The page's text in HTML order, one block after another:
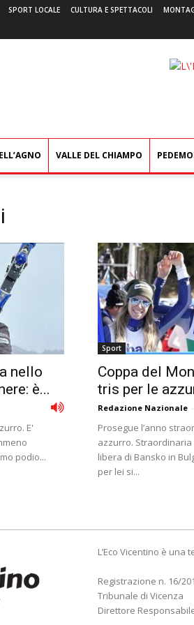
SPORT LOCALE CULTURA E SPETTACOLI
VALLE DEL CHIAMPO
nello
è...
E'
podio...
Sport
Coppa del
tris per le
Redazione Nazionale -
Prosegue l’anno
azzurro.
libera di Bansko in
per lei si...
L’Eco Vicentino è una
Registrazione n. 16/
Tribunale di Vicenza
Direttore